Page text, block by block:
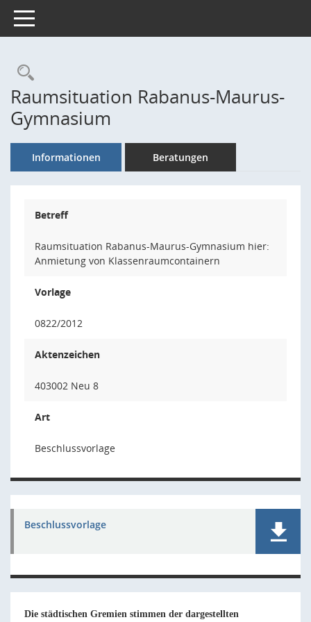
Toggle navigation
Rechercheauswahl
Raumsituation Rabanus-Maurus-
Gymnasium
Informationen Beratungen
Betreff
Raumsituation Rabanus-Maurus-Gymnasium hier:
Anmietung von Klassenraumcontainern
Vorlage
0822/2012
Aktenzeichen
403002 Neu 8
Art
Beschlussvorlage
Beschlussvorlage
Die städtischen Gremien stimmen der dargestellten